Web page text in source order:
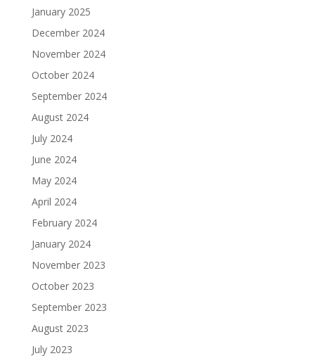
January 2025
December 2024
November 2024
October 2024
September 2024
August 2024
July 2024
June 2024
May 2024
April 2024
February 2024
January 2024
November 2023
October 2023
September 2023
August 2023
July 2023